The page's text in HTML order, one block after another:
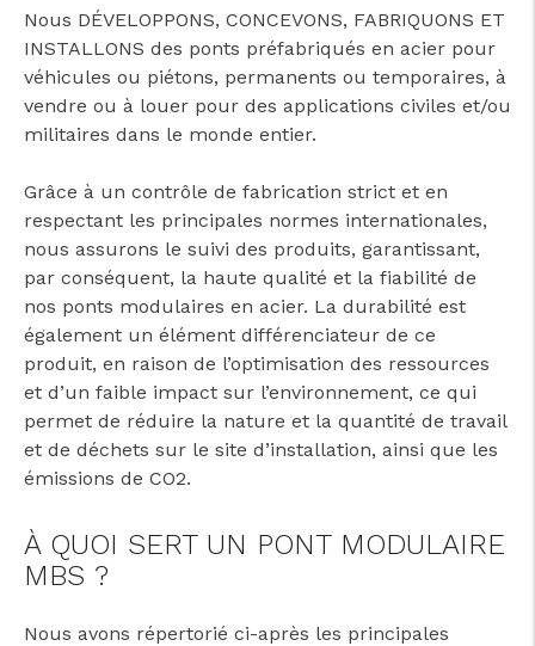
Nous DÉVELOPPONS, CONCEVONS, FABRIQUONS ET
INSTALLONS des ponts préfabriqués en acier pour
véhicules ou piétons, permanents ou temporaires, à
vendre ou à louer pour des applications civiles et/ou
militaires dans le monde entier.
Grâce à un contrôle de fabrication strict et en
respectant les principales normes internationales,
nous assurons le suivi des produits, garantissant,
par conséquent, la haute qualité et la fiabilité de
nos ponts modulaires en acier. La durabilité est
également un élément différenciateur de ce
produit, en raison de l’optimisation des ressources
et d’un faible impact sur l’environnement, ce qui
permet de réduire la nature et la quantité de travail
et de déchets sur le site d’installation, ainsi que les
émissions de CO2.
À QUOI SERT UN PONT MODULAIRE
MBS ?
Nous avons répertorié ci-après les principales